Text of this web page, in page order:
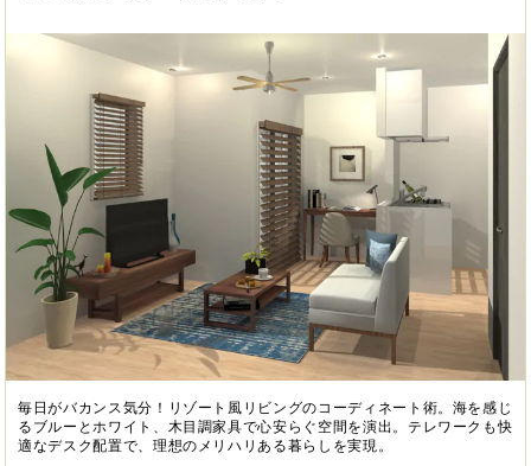
毎日がバカンス気分！リゾート風リビングのコーディネート術。海を感じ
るブルーとホワイト、木目調家具で心安らぐ空間を演出。テレワークも快
適なデスク配置で、理想のメリハリある暮らしを実現。